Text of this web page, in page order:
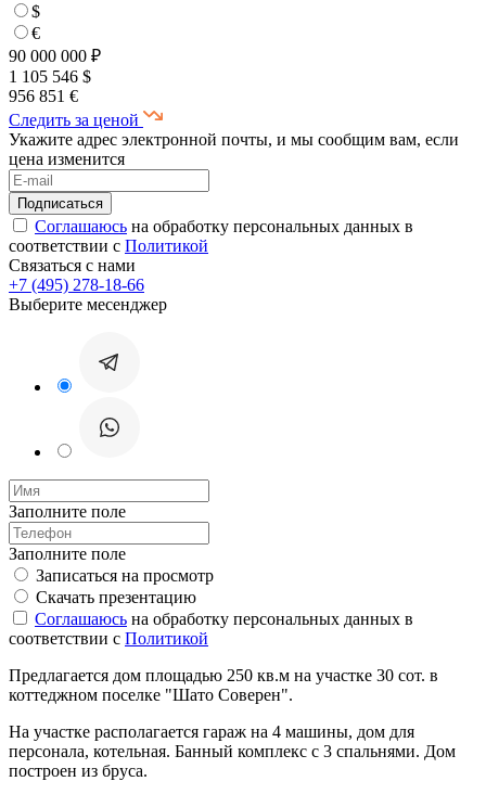
$
€
90 000 000 ₽
1 105 546 $
956 851 €
Следить за ценой
Укажите адрес электронной почты, и мы сообщим вам, если
цена изменится
Соглашаюсь на обработку персональных данных в
соответствии с Политикой
Связаться с нами
+7 (495) 278-18-66
Выберите месенджер
Заполните поле
Заполните поле
Записаться на просмотр
Скачать презентацию
Соглашаюсь на обработку персональных данных в
соответствии с Политикой
Предлагается дом площадью 250 кв.м на участке 30 сот. в
коттеджном поселке "Шато Соверен".
На участке располагается гараж на 4 машины, дом для
персонала, котельная. Банный комплекс с 3 спальнями. Дом
построен из бруса.